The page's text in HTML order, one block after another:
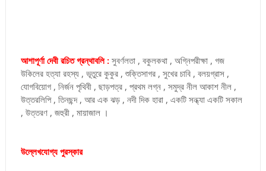
আশাপূর্ণা দেবী রচিত গ্রন্থাবলি : সুবর্ণলতা , বকুলকথা , অগ্নিপরীক্ষা , গজ
উকিলের হত্যা রহস্য , ভূতুরে কুকুর , শুক্তিসাগর , সুখের চাবি , বলয়গ্রাস ,
যোগবিয়োগ , নির্জন পৃথিবী , ছাড়পত্র , প্রথম লগ্ন , সমুদ্র নীল আকাশ নীল ,
উত্তরলিপি , তিনছন্দ , আর এক ঝড় , নদী দিক হারা , একটি সন্ধ্যা একটি সকাল
, উত্তরণ , জহুরী , মায়াজাল ।
উল্লেখযোগ্য পুরস্কার